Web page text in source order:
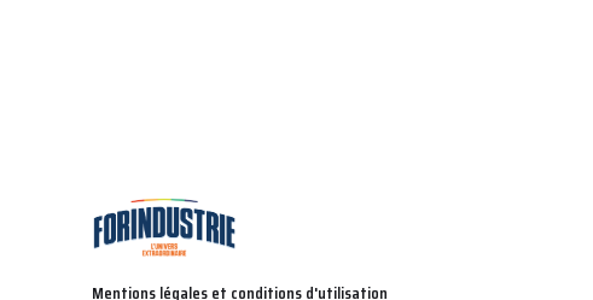
Mentions légales et conditions d'utilisation